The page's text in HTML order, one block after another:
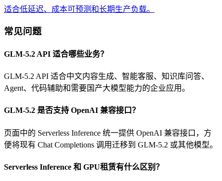
适合低延迟、成本可预测和长期生产负载。
常见问题
GLM-5.2 API 适合哪些业务？
GLM-5.2 API 适合中文内容生成、智能客服、知识库问答、
Agent、代码辅助和需要国产大模型能力的企业应用。
GLM-5.2 是否支持 OpenAI 兼容接口？
页面中的 Serverless Inference 统一提供 OpenAI 兼容接口，方
便将现有 Chat Completions 调用迁移到 GLM-5.2 或其他模型。
Serverless Inference 和 GPU租赁有什么区别？